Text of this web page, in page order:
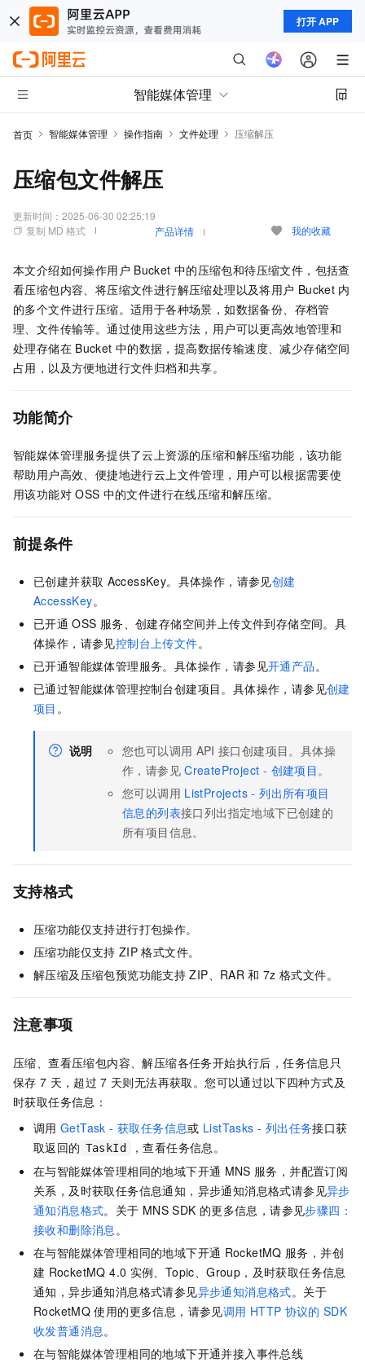
打开 APP
智能媒体管理
首页 智能媒体管理 操作指南 文件处理 压缩解压
压缩包文件解压
更新时间： 2025-06-30 02:25:19
复制 MD 格式
产品详情 我的收藏
本文介绍如何操作用户 Bucket 中的压缩包和待压缩文件，包括查
看压缩包内容、将压缩文件进行解压缩处理以及将用户 Bucket 内
的多个文件进行压缩。适用于各种场景，如数据备份、存档管
理、文件传输等。通过使用这些方法，用户可以更高效地管理和
处理存储在 Bucket 中的数据，提高数据传输速度、减少存储空间
占用，以及方便地进行文件归档和共享。
功能简介
智能媒体管理服务提供了云上资源的压缩和解压缩功能，该功能
帮助用户高效、便捷地进行云上文件管理，用户可以根据需要使
用该功能对 OSS 中的文件进行在线压缩和解压缩。
前提条件
已创建并获取 AccessKey。具体操作，请参见创建
AccessKey。
已开通 OSS 服务、创建存储空间并上传文件到存储空间。具
体操作，请参见控制台上传文件。
已开通智能媒体管理服务。具体操作，请参见开通产品。
已通过智能媒体管理控制台创建项目。具体操作，请参见创建
项目 。
说明 您也可以调用 API 接口创建项目。具体操
作，请参见 CreateProject - 创建项目。
您可以调用 ListProjects - 列出所有项目
信息的列表接口列出指定地域下已创建的
所有项目信息。
支持格式
压缩功能仅支持进行打包操作。
压缩功能仅支持 ZIP 格式文件。
解压缩及压缩包预览功能支持 ZIP、RAR 和 7z 格式文件。
注意事项
压缩、查看压缩包内容、解压缩各任务开始执行后，任务信息只
保存 7 天，超过 7 天则无法再获取。您可以通过以下四种方式及
时获取任务信息：
调用 GetTask - 获取任务信息或 ListTasks - 列出任务接口获
取返回的 TaskId
，查看任务信息。
在与智能媒体管理相同的地域下开通 MNS 服务，并配置订阅
关系，及时获取任务信息通知，异步通知消息格式请参见异步
通知消息格式。关于 MNS SDK 的更多信息，请参见步骤四：
接收和删除消息 。
在与智能媒体管理相同的地域下开通 RocketMQ 服务，并创
建 RocketMQ 4.0 实例、Topic、Group，及时获取任务信息
通知，异步通知消息格式请参见异步通知消息格式。关于
RocketMQ 使用的更多信息，请参见调用 HTTP 协议的 SDK
收发普通消息 。
在与智能媒体管理相同的地域下开通并接入事件总线